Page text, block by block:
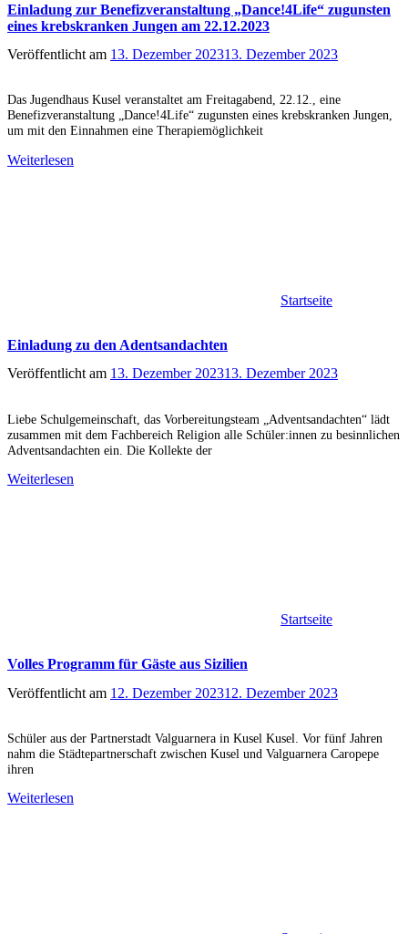
Einladung zur Benefizveranstaltung „Dance!4Life“ zugunsten
eines krebskranken Jungen am 22.12.2023
Veröffentlicht am 13. Dezember 202313. Dezember 2023
Das Jugendhaus Kusel veranstaltet am Freitagabend, 22.12., eine
Benefizveranstaltung „Dance!4Life“ zugunsten eines krebskranken Jungen,
um mit den Einnahmen eine Therapiemöglichkeit
Weiterlesen
Startseite
Einladung zu den Adentsandachten
Veröffentlicht am 13. Dezember 202313. Dezember 2023
Liebe Schulgemeinschaft, das Vorbereitungsteam „Adventsandachten“ lädt
zusammen mit dem Fachbereich Religion alle Schüler:innen zu besinnlichen
Adventsandachten ein. Die Kollekte der
Weiterlesen
Startseite
Volles Programm für Gäste aus Sizilien
Veröffentlicht am 12. Dezember 202312. Dezember 2023
Schüler aus der Partnerstadt Valguarnera in Kusel Kusel. Vor fünf Jahren
nahm die Städtepartnerschaft zwischen Kusel und Valguarnera Caropepe
ihren
Weiterlesen